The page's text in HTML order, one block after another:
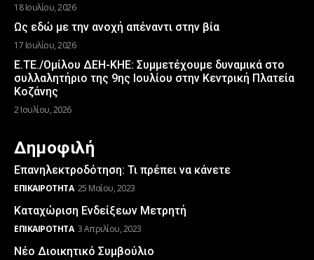
18 Ιουλίου, 2026
Ως εδώ με την ανοχή απέναντι στην βία
17 Ιουλίου, 2026
Ε.ΤΕ./Ομίλου ΔΕΗ-ΚΗΕ: Συμμετέχουμε δυναμικά στο
συλλαλητήριο της 9ης Ιουλίου στην Κεντρική Πλατεία
Κοζάνης
2 Ιουλίου, 2026
Δημοφιλή
Επανηλεκτροδότηση: Τι πρέπει να κάνετε
ΕΠΙΚΑΙΡΌΤΗΤΑ 25 Μαΐου, 2023
Καταχώριση Ενδείξεων Μετρητή
ΕΠΙΚΑΙΡΌΤΗΤΑ 3 Απριλίου, 2023
Νέο Διοικητικό Συμβούλιο